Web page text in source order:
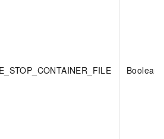
Boolean